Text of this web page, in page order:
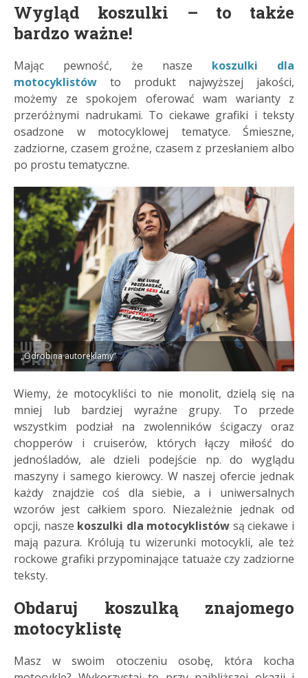
Wygląd koszulki – to także
bardzo ważne!
Mając pewność, że nasze koszulki dla
motocyklistów to produkt najwyższej jakości,
możemy ze spokojem oferować wam warianty z
przeróżnymi nadrukami. To ciekawe grafiki i teksty
osadzone w motocyklowej tematyce. Śmieszne,
zadziorne, czasem groźne, czasem z przesłaniem albo
po prostu tematyczne.
„Odrobina autoreklamy”
Wiemy, że motocykliści to nie monolit, dzielą się na
mniej lub bardziej wyraźne grupy. To przede
wszystkim podział na zwolenników ścigaczy oraz
chopperów i cruiserów, których łączy miłość do
jednośladów, ale dzieli podejście np. do wyglądu
maszyny i samego kierowcy. W naszej ofercie jednak
każdy znajdzie coś dla siebie, a i uniwersalnych
wzorów jest całkiem sporo. Niezależnie jednak od
opcji, nasze koszulki dla motocyklistów są ciekawe i
mają pazura. Królują tu wizerunki motocykli, ale też
rockowe grafiki przypominające tatuaże czy zadziorne
teksty.
Obdaruj koszulką znajomego
motocyklistę
Masz w swoim otoczeniu osobę, która kocha